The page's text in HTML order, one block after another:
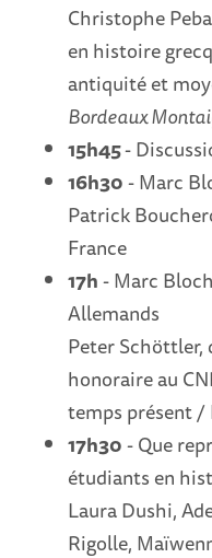
Christophe
en histoire
antiquité et
Bordeaux
15h45-
16h30- Marc
Patrick
France
17h- Marc
Allemands
Peter
honoraire au
temps présent
17h30- Que
étudiants en
Laura Dushi,
Rigolle,